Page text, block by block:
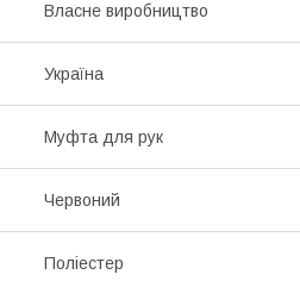
Власне виробництво
Україна
Муфта для рук
Червоний
Поліестер